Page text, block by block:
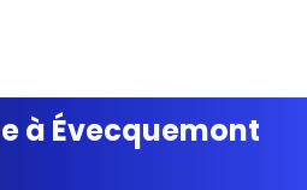
à Évecquemont